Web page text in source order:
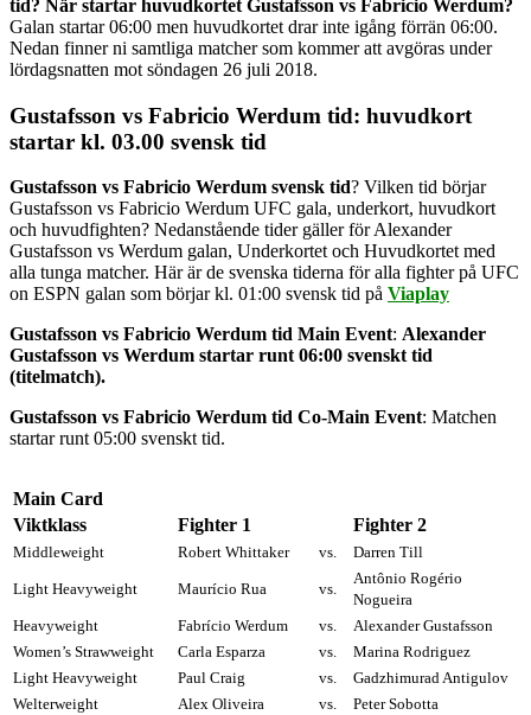
tid? När startar huvudkortet Gustafsson vs Fabricio Werdum?
Galan startar 06:00 men huvudkortet drar inte igång förrän 06:00.
Nedan finner ni samtliga matcher som kommer att avgöras under
lördagsnatten mot söndagen 26 juli 2018.
Gustafsson vs Fabricio Werdum tid: huvudkort
startar kl. 03.00 svensk tid
Gustafsson vs Fabricio Werdum svensk tid? Vilken tid börjar
Gustafsson vs Fabricio Werdum UFC gala, underkort, huvudkort
och huvudfighten? Nedanstående tider gäller för Alexander
Gustafsson vs Werdum galan, Underkortet och Huvudkortet med
alla tunga matcher. Här är de svenska tiderna för alla fighter på UFC
on ESPN galan som börjar kl. 01:00 svensk tid på Viaplay
Gustafsson vs Fabricio Werdum tid Main Event: Alexander
Gustafsson vs Werdum startar runt 06:00 svenskt tid
(titelmatch).
Gustafsson vs Fabricio Werdum tid Co-Main Event: Matchen
startar runt 05:00 svenskt tid.
Main Card
Viktklass
Fighter 1 Fighter 2
Middleweight Robert Whittaker vs. Darren Till
Light Heavyweight Maurício Rua vs.
Antônio Rogério
Nogueira
Heavyweight
Fabrício Werdum vs.
Alexander Gustafsson
Women’s Strawweight
Carla Esparza vs.
Marina Rodriguez
Light Heavyweight
Paul Craig vs.
Gadzhimurad Antigulov
Welterweight
Alex Oliveira vs.
Peter Sobotta